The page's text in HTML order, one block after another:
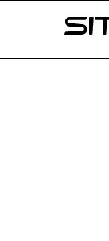
sisältöön